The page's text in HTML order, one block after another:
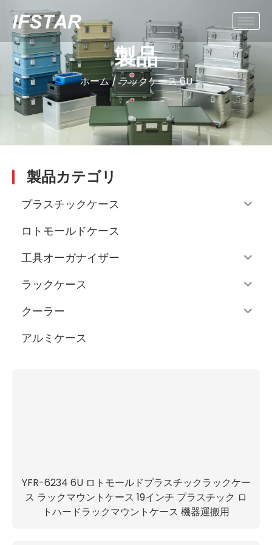
製品
ホーム/ラックケース6U
製品カテゴリ
プラスチックケース
ロトモールドケース
工具オーガナイザー
ラックケース
クーラー
アルミケース
YFR-6234 6U ロトモールドプラスチックラックケー
ス ラックマウントケース 19インチ プラスチック ロ
トハードラックマウントケース 機器運搬用